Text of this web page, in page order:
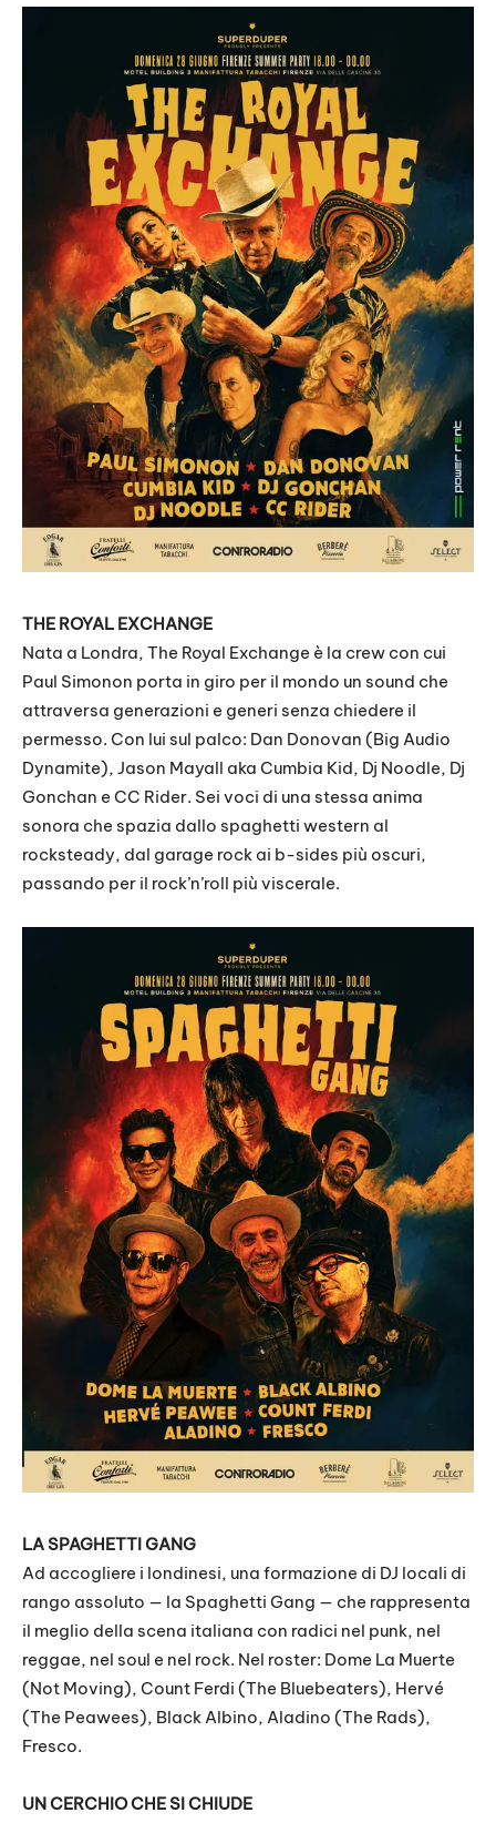
THE ROYAL EXCHANGE
Nata a Londra, The Royal Exchange è la crew con cui
Paul Simonon porta in giro per il mondo un sound che
attraversa generazioni e generi senza chiedere il
permesso. Con lui sul palco: Dan Donovan (Big Audio
Dynamite), Jason Mayall aka Cumbia Kid, Dj Noodle, Dj
Gonchan e CC Rider. Sei voci di una stessa anima
sonora che spazia dallo spaghetti western al
rocksteady, dal garage rock ai b-sides più oscuri,
passando per il rock’n’roll più viscerale.
LA SPAGHETTI GANG
Ad accogliere i londinesi, una formazione di DJ locali di
rango assoluto — la Spaghetti Gang — che rappresenta
il meglio della scena italiana con radici nel punk, nel
reggae, nel soul e nel rock. Nel roster: Dome La Muerte
(Not Moving), Count Ferdi (The Bluebeaters), Hervé
(The Peawees), Black Albino, Aladino (The Rads),
Fresco.
UN CERCHIO CHE SI CHIUDE